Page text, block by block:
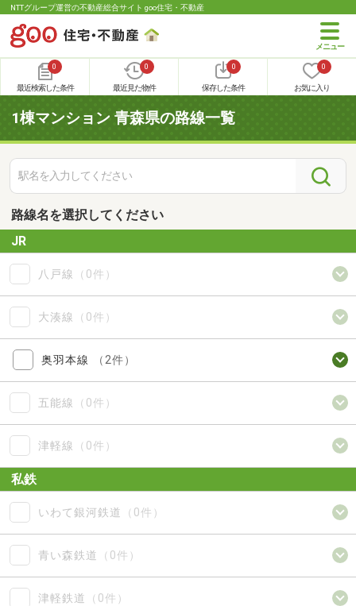
NTTグループ運営の不動産総合サイト goo住宅・不動産
0
最近検索した条件
0
最近見た物件
0
保存した条件
0
お気に入り
1棟マンション 青森県の路線一覧
路線名を選択してください
JR
八戸線 （0件）
大湊線 （0件）
奥羽本線 （2件）
五能線 （0件）
津軽線 （0件）
私鉄
いわて銀河鉄道 （0件）
青い森鉄道 （0件）
津軽鉄道 （0件）